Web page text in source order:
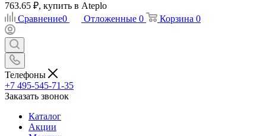
763.65 ₽, купить в Ateplo
Сравнение0 Отложенные 0 Корзина 0
Телефоны
+7 495-545-71-35
Заказать звонок
Каталог
Акции